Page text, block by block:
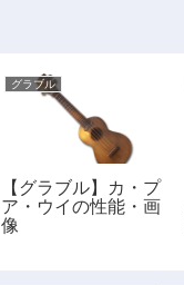
グラブル
【グラブル】カ・プ
ア・ウイの性能・画
像